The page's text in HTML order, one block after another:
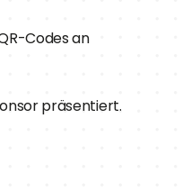
Codes an
präsentiert.